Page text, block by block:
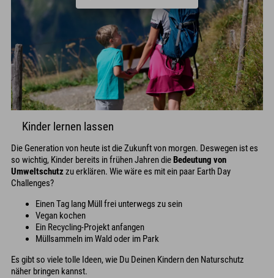
Kinder lernen lassen
Die Generation von heute ist die Zukunft von morgen. Deswegen ist es
so wichtig, Kinder bereits in frühen Jahren dieBedeutung von
Umweltschutzzu erklären. Wie wäre es mit ein paar Earth Day
Challenges?
Einen Tag lang Müll frei unterwegs zu sein
Vegan kochen
Ein Recycling-Projekt anfangen
Müllsammeln im Wald oder im Park
Es gibt so viele tolle Ideen, wie Du Deinen Kindern den Naturschutz
näher bringen kannst.